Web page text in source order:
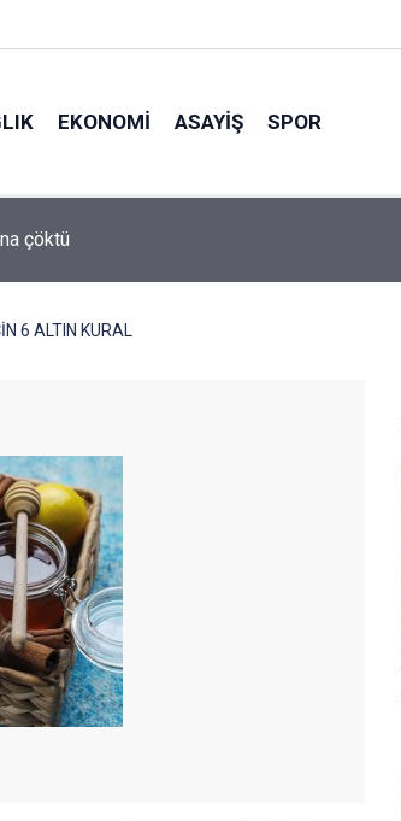
EKONOMI ASAYIŞ SPOR
En Zorlu Etap Tamamlandı
6 ALTIN KURAL